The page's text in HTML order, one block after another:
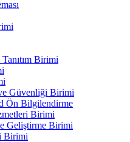
Birimi
Güvenliği Birimi
Ön Bilgilendirme
Birimi
Geliştirme Birimi
Birimi